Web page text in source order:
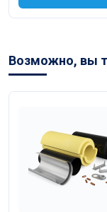
Возможно, вы